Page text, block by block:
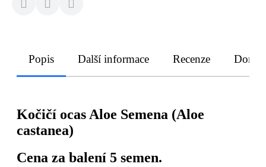
Popis Další informace Recenze
Kočičí ocas Aloe Semena (Aloe
castanea)
Cena za balení 5 semen.